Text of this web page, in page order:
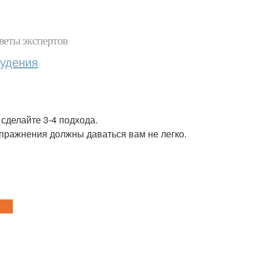
экспертов
3-4 подхода.
должны даваться вам не легко.